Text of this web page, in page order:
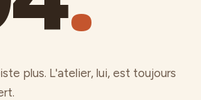
plus. L'atelier, lui, est toujours